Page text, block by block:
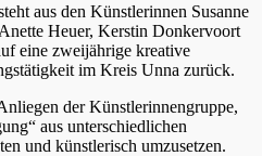
aus den Künstlerinnen Susanne
Heuer, Kerstin Donkervoort
eine zweijährige kreative
im Kreis Unna zurück.
der Künstlerinnengruppe,
aus unterschiedlichen
und künstlerisch umzusetzen.